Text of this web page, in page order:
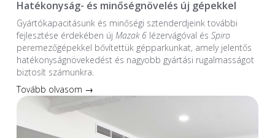
Hatékonyság- és minőségnövelés új gépekkel
Gyártókapacitásunk és minőségi sztenderdjeink további
fejlesztése érdekében új Mazak 6lézervágóval és Spiro
peremezőgépekkel bővítettük gépparkunkat, amely jelentős
hatékonyságnövekedést és nagyobb gyártási rugalmasságot
biztosít számunkra.
Tovább olvasom →